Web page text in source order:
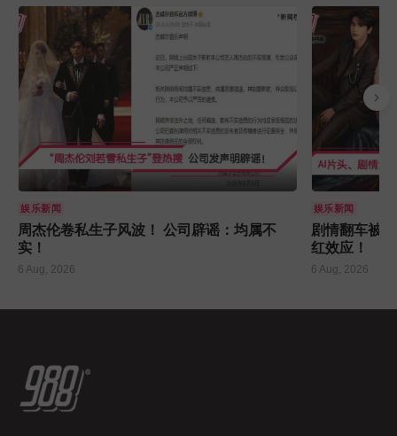
娱乐新闻
周杰伦卷私生子风波！ 公司辟谣：均属不
实！
6 Aug, 2026
娱乐新闻
剧情翻车被骂惨却越
红效应！
6 Aug, 2026